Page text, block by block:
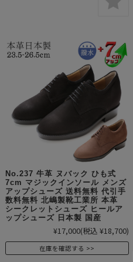
No.237 牛革 ヌバック ひも式
7cm マジックインソール メンズ
アップシューズ 送料無料 代引手
数料無料 北嶋製靴工業所 本革
シークレットシューズ ヒールア
ップシューズ 日本製 国産
¥17,000(税込 ¥18,700)
在庫を確認する